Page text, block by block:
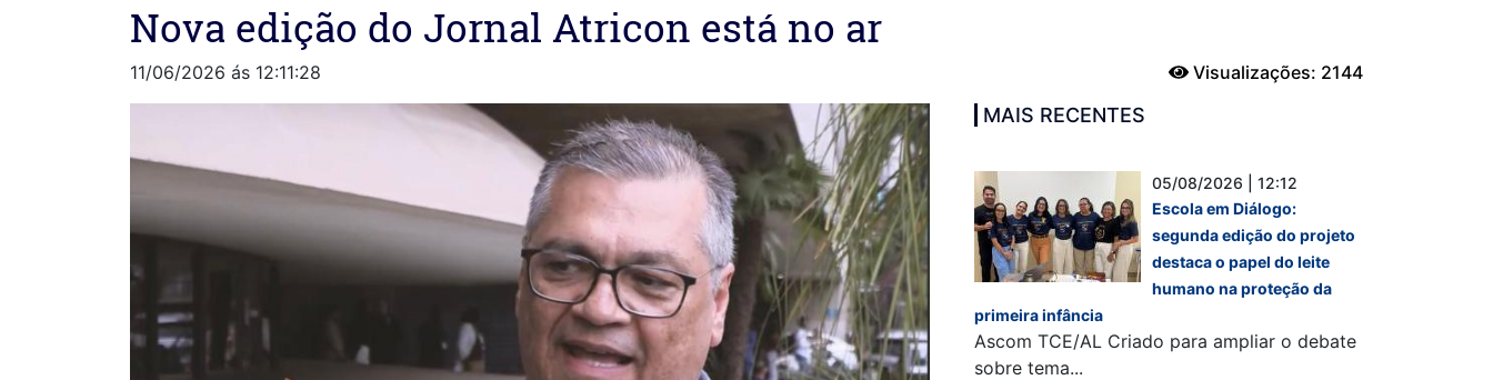
Nova edição do Jornal Atricon está no ar
11/06/2026 ás 12:11:28 Visualizações: 2144
MAIS RECENTES
05/08/2026 | 12:12
Escola em Diálogo:
segunda edição do projeto
destaca o papel do leite
humano na proteção da
primeira infância
Ascom TCE/AL Criado para ampliar o debate
sobre tema...